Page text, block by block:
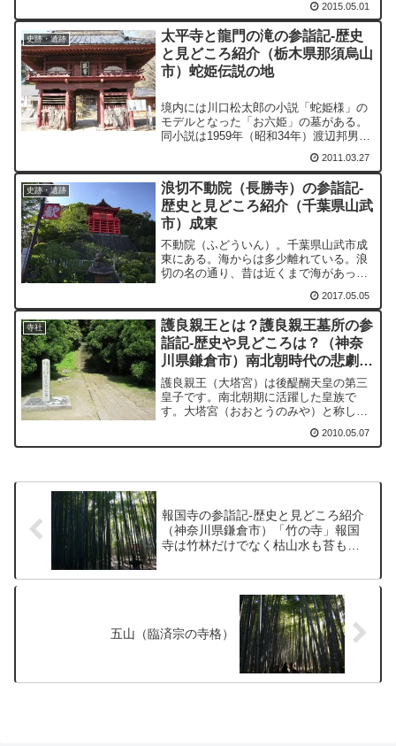
2015.05.01
史跡・遺跡
太平寺と龍門の滝の参詣記-歴史
と見どころ紹介（栃木県那須烏山
市）蛇姫伝説の地
境内には川口松太郎の小説「蛇姫様」の
モデルとなった「お六姫」の墓がある。
同小説は1959年（昭和34年）渡辺邦男監
2011.03.27
史跡・遺跡
浪切不動院（長勝寺）の参詣記-
歴史と見どころ紹介（千葉県山武
市）成東
不動院（ふどういん）。千葉県山武市成
東にある。海からは多少離れている。浪
切の名の通り、昔は近くまで海があった
さて、真言宗智山派の寺院で、山号は成
東山。寺号は長勝寺。元々は下横地村
（現在の山武市下横地）にあった円頓寺
の末寺である。
2017.05.05
寺社
護良親王とは？護良親王墓所の参
詣記-歴史や見どころは？（神奈
川県鎌倉市）南北朝時代の悲劇の
皇太子
護良親王（大塔宮）は後醍醐天皇の第三
皇子です。南北朝期に活躍した皇族で
す。大塔宮（おおとうのみや）と称しま
2010.05.07
報国寺の参詣記-歴史と見どころ紹介
（神奈川県鎌倉市）「竹の寺」報国
寺は竹林だけでなく枯山水も苔も綺
五山（臨済宗の寺格）